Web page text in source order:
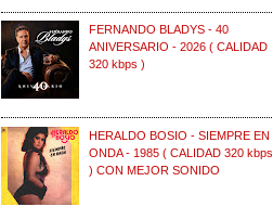
FERNANDO BLADYS - 40
ANIVERSARIO - 2026 ( CALIDAD
320 kbps )
HERALDO BOSIO - SIEMPRE EN
ONDA - 1985 ( CALIDAD 320 kbps
) CON MEJOR SONIDO